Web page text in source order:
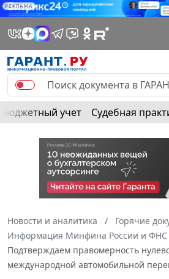
РЕКЛАМА
Бюджетный учет Судебная
Новости и аналитика
Горячие
Информация Минфина России и ФНС
Подтверждаем правомерность
международной автомобильной